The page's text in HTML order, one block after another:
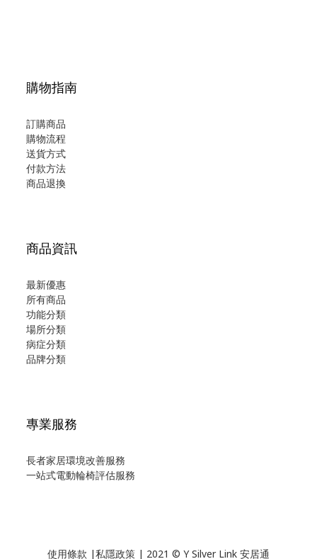
購物指南
訂購商品
購物流程
送貨方式
付款方法
商品退換
商品資訊
最新優惠
所有商品
功能分類
場所分類
病症分類
品牌分類
專業服務
長者家居環境改善服務
一站式電動輪椅評估服務
使用條款 |私隱政策 | 2021 © Y Silver Link 安居通